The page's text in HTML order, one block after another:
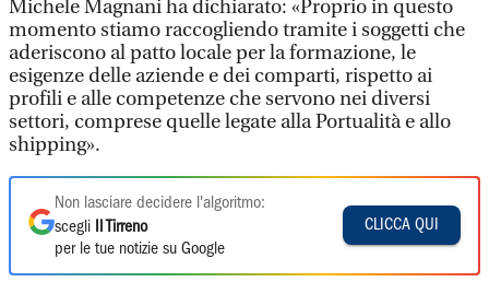
Michele Magnani ha dichiarato: «Proprio in questo
momento stiamo raccogliendo tramite i soggetti che
aderiscono al patto locale per la formazione, le
esigenze delle aziende e dei comparti, rispetto ai
profili e alle competenze che servono nei diversi
settori, comprese quelle legate alla Portualità e allo
shipping».
Non lasciare decidere l'algoritmo:
scegli
Il Tirreno
per le tue notizie su Google
CLICCA QUI